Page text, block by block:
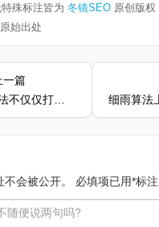
殊标注皆为 冬镜SEO 原创版
始出处
一篇
打击链接买卖
细雨算法上线 百度搜索
会被公开。
必填项已用*标注